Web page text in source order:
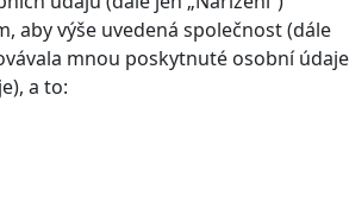
aby výše uvedená společnost (dále
mnou poskytnuté osobní údaje
a to: